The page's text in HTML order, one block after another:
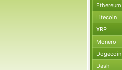
Ethereum
Litecoin
XRP
Monero
Dogecoin
Dash